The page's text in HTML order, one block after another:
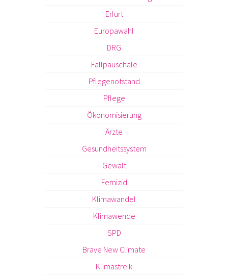
Erfurt
Europawahl
DRG
Fallpauschale
Pflegenotstand
Pflege
Ökonomisierung
Ärzte
Gesundheitssystem
Gewalt
Femizid
Klimawandel
Klimawende
SPD
Brave New Climate
Klimastreik